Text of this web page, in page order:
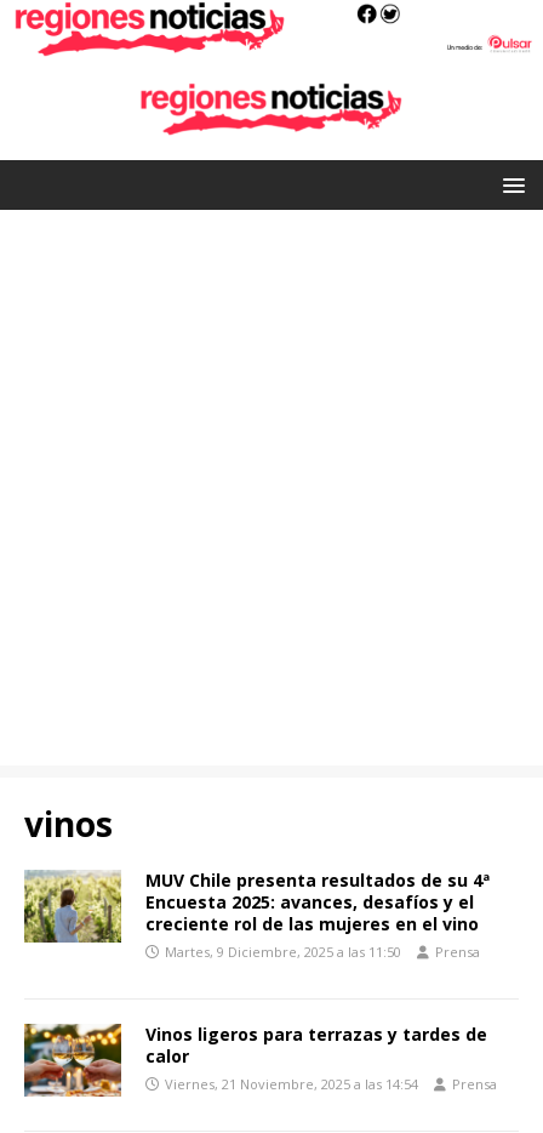
vinos
MUV Chile presenta resultados de su 4ª
Encuesta 2025: avances, desafíos y el
creciente rol de las mujeres en el vino
Martes, 9 Diciembre, 2025 a las 11:50 Prensa
Vinos ligeros para terrazas y tardes de
calor
Viernes, 21 Noviembre, 2025 a las 14:54 Prensa